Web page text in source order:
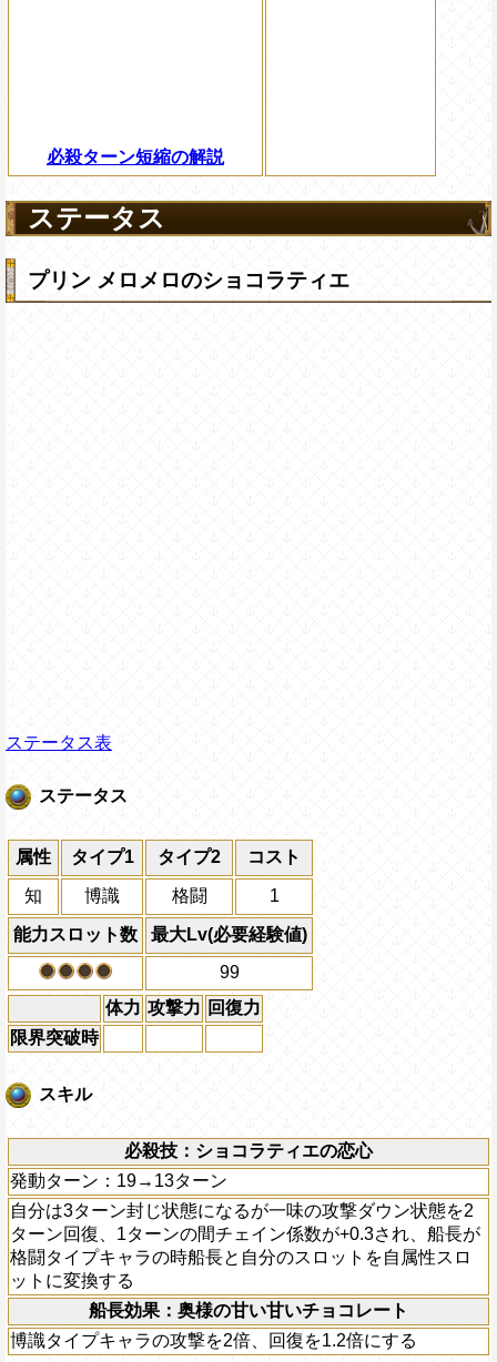
必殺ターン短縮の解説
ステータス
プリン メロメロのショコラティエ
ステータス表
ステータス
属性 タイプ1 タイプ2 コスト
知 博識 格闘 1
能力スロット数
最大Lv(必要経験値)
99
体力 攻撃力 回復力
限界突破時
スキル
必殺技：ショコラティエの恋心
発動ターン：19→13ターン
自分は3ターン封じ状態になるが一味の攻撃ダウン状態を2
ターン回復、1ターンの間チェイン係数が+0.3され、船長が
格闘タイプキャラの時船長と自分のスロットを自属性スロ
ットに変換する
船長効果：奥様の甘い甘いチョコレート
博識タイプキャラの攻撃を2倍、回復を1.2倍にする